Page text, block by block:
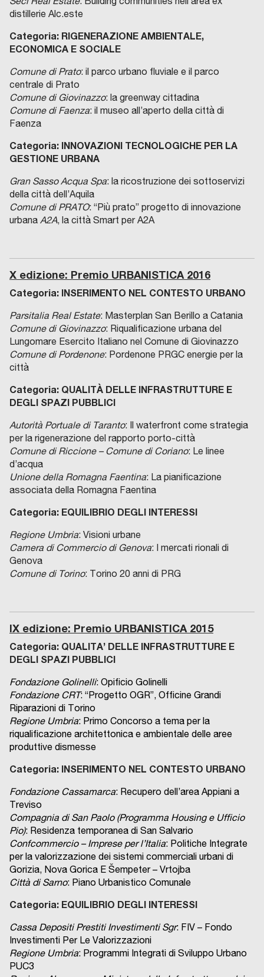
distillerie Alc.este
Categoria: RIGENERAZIONE AMBIENTALE,
ECONOMICA E SOCIALE
Comune di Prato: il parco urbano fluviale e il parco
centrale di Prato
Comune di Giovinazzo: la greenway cittadina
Comune di Faenza: il museo all’aperto della città di
Faenza
Categoria: INNOVAZIONI TECNOLOGICHE PER LA
GESTIONE URBANA
Gran Sasso Acqua Spa: la ricostruzione dei sottoservizi
della città dell’Aquila
Comune di PRATO: “Più prato” progetto di innovazione
urbana A2A, la città Smart per A2A
X edizione: Premio URBANISTICA 2016
Categoria: INSERIMENTO NEL CONTESTO URBANO
Parsitalia Real Estate: Masterplan San Berillo a Catania
Comune di Giovinazzo: Riqualificazione urbana del
Lungomare Esercito Italiano nel Comune di Giovinazzo
Comune di Pordenone: Pordenone PRGC energie per la
città
Categoria: QUALITÀ DELLE INFRASTRUTTURE E
DEGLI SPAZI PUBBLICI
Autorità Portuale di Taranto: Il waterfront come strategia
per la rigenerazione del rapporto porto-città
Comune di Riccione – Comune di Coriano: Le linee
d’acqua
Unione della Romagna Faentina: La pianificazione
associata della Romagna Faentina
Categoria: EQUILIBRIO DEGLI INTERESSI
Regione Umbria: Visioni urbane
Camera di Commercio di Genova: I mercati rionali di
Genova
Comune di Torino: Torino 20 anni di PRG
IX edizione: Premio URBANISTICA 2015
Categoria: QUALITA’ DELLE INFRASTRUTTURE E
DEGLI SPAZI PUBBLICI
Fondazione Golinelli: Opificio Golinelli
Fondazione CRT: “Progetto OGR”, Officine Grandi
Riparazioni di Torino
Regione Umbria: Primo Concorso a tema per la
riqualificazione architettonica e ambientale delle aree
produttive dismesse
Categoria: INSERIMENTO NEL CONTESTO URBANO
Fondazione Cassamarca: Recupero dell’area Appiani a
Treviso
Compagnia di San Paolo (Programma Housing e Ufficio
Pio): Residenza temporanea di San Salvario
Confcommercio – Imprese per l’Italia: Politiche Integrate
per la valorizzazione dei sistemi commerciali urbani di
Gorizia, Nova Gorica E Šempeter – Vrtojba
Città di Sarno: Piano Urbanistico Comunale
Categoria: EQUILIBRIO DEGLI INTERESSI
Cassa Depositi Prestiti Investimenti Sgr: FIV – Fondo
Investimenti Per Le Valorizzazioni
Regione Umbria: Programmi Integrati di Sviluppo Urbano
PUC3